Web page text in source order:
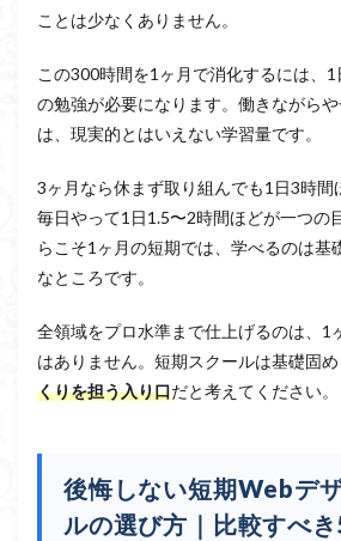
ことは少なくありません。
この300時間を1ヶ月で消化するには、
の勉強が必要になります。働きながら
は、現実的とはいえない学習量です。
3ヶ月なら休まず取り組んでも1日3時間
毎日やって1日1.5〜2時間ほどが一つの
らこそ1ヶ月の短期では、学べるのは基
なところです。
全領域をプロ水準まで仕上げるのは、1
はありません。短期スクールは基礎固め
くりを担う入り口だと考えてください。
後悔しない短期Webデ
ルの選び方｜比較すべ